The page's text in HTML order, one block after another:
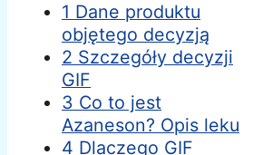
1 Dane produktu
objętego decyzją
2 Szczegóły decyzji
GIF
3 Co to jest
Azaneson? Opis leku
4 Dlaczego GIF